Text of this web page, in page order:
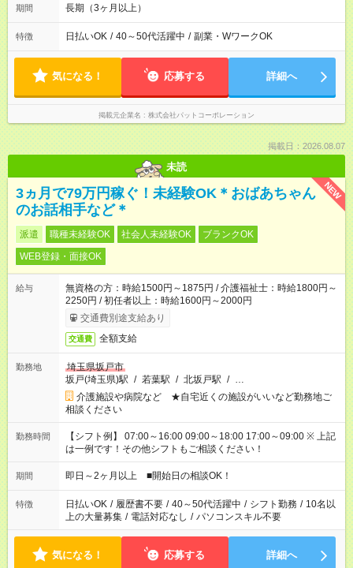
期間 長期（3ヶ月以上）
特徴 日払いOK / 40～50代活躍中 / 副業・WワークOK
気になる！ 応募する 詳細へ
掲載元企業名 株式会社パットコーポレーション
掲載日：2026.08.07
未読
NEW
3ヵ月で79万円稼ぐ！未経験OK＊おばあちゃん
のお話相手など＊
派遣 職種未経験OK 社会人未経験OK
ブランクOK
WEB登録・面接OK
給与
無資格の方：時給1500円～1875円 / 介護福祉士：時給1800円～
2250円 / 初任者以上：時給1600円～2000円
交通費別途支給あり
交通費 全額支給
勤務地
埼玉県坂戸市
坂戸(埼玉県)駅 / 若葉駅 / 北坂戸駅 / …
介護施設や病院など ★自宅近くの施設がいいなど勤務地ご
相談ください
勤務時間
【シフト例】 07:00～16:00 09:00～18:00 17:00～09:00 ※ 上記
は一例です！その他シフトもご相談ください！
期間 即日～2ヶ月以上 ■開始日の相談OK！
特徴 日払いOK / 履歴書不要 / 40～50代活躍中 / シフト勤務 / 10名以
上の大量募集 / 電話対応なし / パソコンスキル不要
気になる！ 応募する 詳細へ